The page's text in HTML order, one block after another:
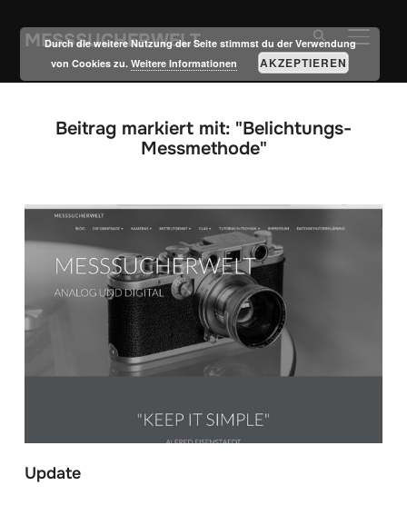
MESSSUCHERWELT
Beitrag markiert mit: "Belichtungs-
Messmethode"
Update
Durch die weitere Nutzung der Seite stimmst du der Verwendung
von Cookies zu.Weitere Informationen AKZEPTIEREN